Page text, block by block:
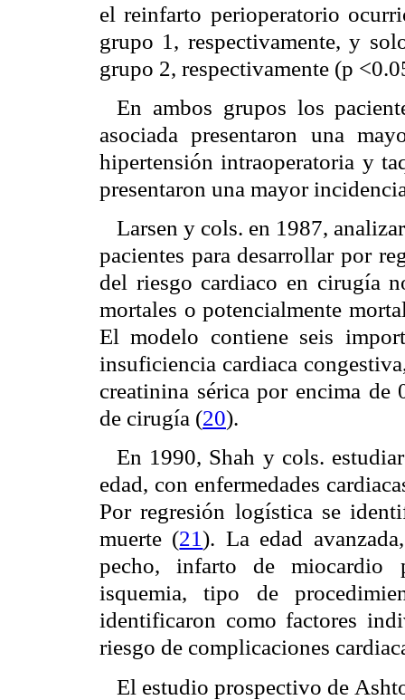
el reinfarto perioperatorio
grupo 1, respectivamente, y
grupo 2, respectivamente (p
En ambos grupos los
asociada presentaron una
hipertensión intraoperatoria y
presentaron una mayor
Larsen y cols. en 1987,
pacientes para desarrollar por
del riesgo cardiaco en cirugía
mortales o potencialmente
El modelo contiene seis
insuficiencia cardiaca
creatinina sérica por encima
de cirugía (20).
En 1990, Shah y cols.
edad, con enfermedades
Por regresión logística se
muerte (21). La edad
pecho, infarto de miocardio
isquemia, tipo de
identificaron como factores
riesgo de complicaciones
El estudio prospectivo de